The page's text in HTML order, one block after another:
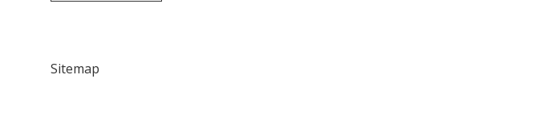
Sitemap